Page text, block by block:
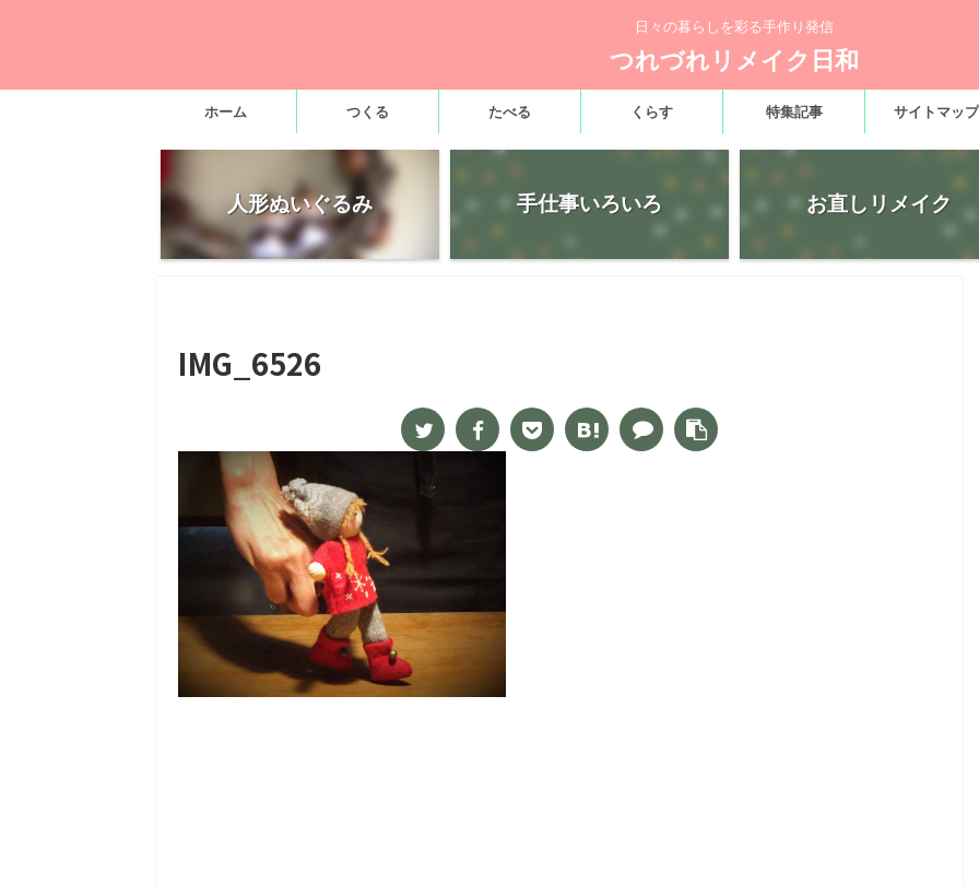
日々の暮らしを彩る手作り発信
つれづれリメイク日和
ホーム つくる たべる くらす 特集記事 サイトマップ
人形ぬいぐるみ 手仕事いろいろ お直しリメイク
IMG_6526